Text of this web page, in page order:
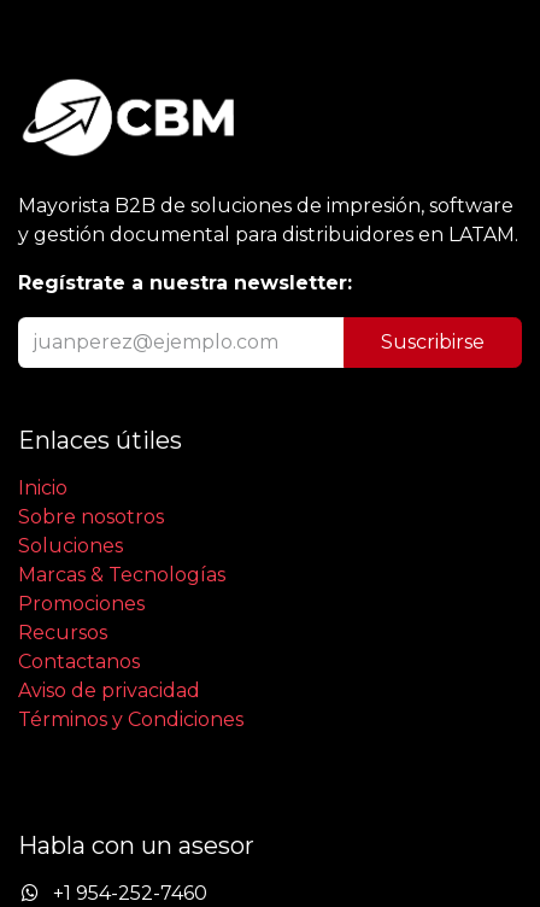
Mayorista B2B de soluciones de impresión, software
y gestión documental para distribuidores en LATAM.
Regístrate a nuestra newsletter:
Suscribirse
Enlaces útiles
Inicio
Sobre nosotros
Soluciones
Marcas & Tecnologías
Promociones
Recursos
Contactanos
Aviso de privacidad
Términos y Condiciones
Habla con un asesor
+1 954-252-7460